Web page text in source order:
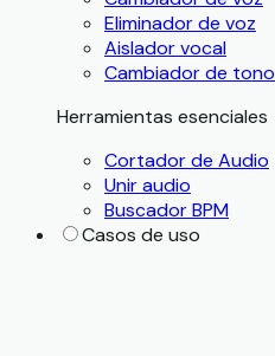
Eliminador de voz
Aislador vocal
Cambiador de tono
Herramientas esenciales
Cortador de Audio
Unir audio
Buscador BPM
Casos de uso